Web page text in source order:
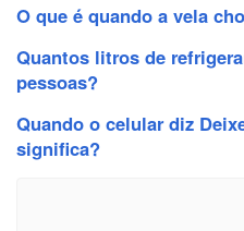
O que é quando a vela
Quantos litros de
pessoas?
Quando o celular diz
significa?